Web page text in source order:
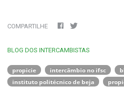
COMPARTILHE
BLOG DOS INTERCAMBISTAS
propicie intercâmbio no ifsc
instituto politécnico de beja